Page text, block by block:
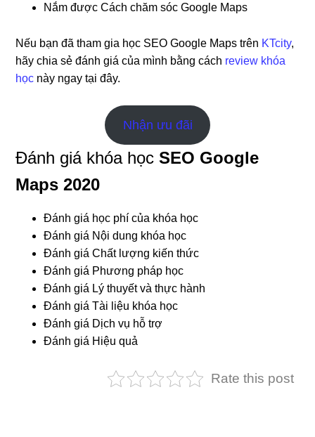
Nắm được Cách chăm sóc Google Maps
Nếu bạn đã tham gia học SEO Google Maps trên KTcity,
hãy chia sẻ đánh giá của mình bằng cách review khóa
học này ngay tại đây.
Nhận ưu đãi
Đánh giá khóa họcSEO Google
Maps 2020
Đánh giá học phí của khóa học
Đánh giá Nội dung khóa học
Đánh giá Chất lượng kiến thức
Đánh giá Phương pháp học
Đánh giá Lý thuyết và thực hành
Đánh giá Tài liệu khóa học
Đánh giá Dịch vụ hỗ trợ
Đánh giá Hiệu quả
Rate this post